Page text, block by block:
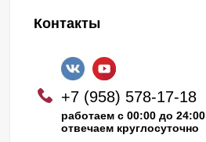
Контакты
+7 (958) 578-17-18
работаем с 00:00 до 24:00
отвечаем круглосуточно